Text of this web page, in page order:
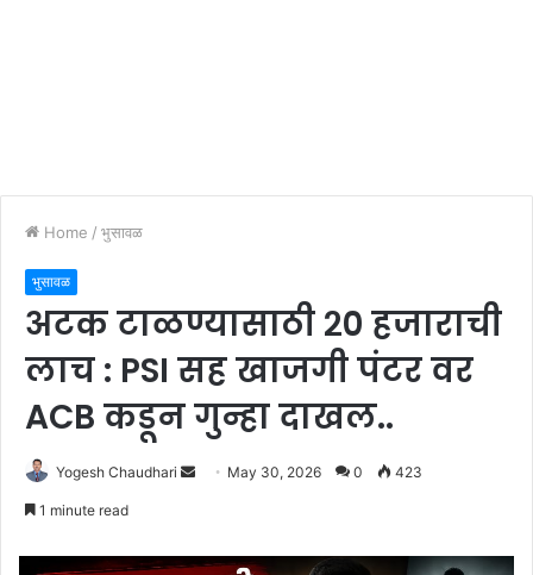
Home / भुसावळ
भुसावळ
अटक टाळण्यासाठी २० हजाराची
लाच : PSI सह खाजगी पंटर वर
ACB कडून गुन्हा दाखल..
Yogesh Chaudhari
Send May 30, 2026 0 423
1 minute read